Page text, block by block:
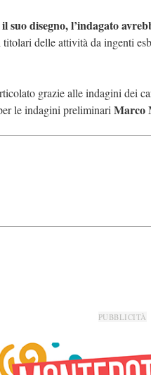
suo disegno, l’indagato
delle attività da ingenti
grazie alle indagini dei
le indagini preliminari Marco
PUBBLICITÀ